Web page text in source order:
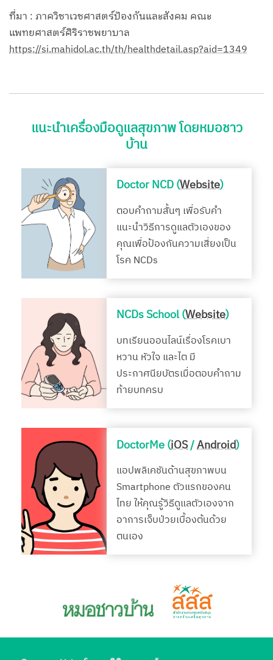
ที่มา : ภาควิชาเวชศาสตร์ป้องกันและสังคม คณะ
แพทยศาสตร์ศิริราชพยาบาล
https://si.mahidol.ac.th/th/healthdetail.asp?aid=1349
แนะนำเครื่องมือดูแลสุขภาพ โดยหมอชาว
บ้าน
Doctor NCD (Website)
ตอบคำถามสั้นๆ เพื่อรับคำ
แนะนำวิธีการดูแลตัวเองของ
คุณเพื่อป้องกันความเสี่ยงเป็น
โรค NCDs
NCDs School (Website)
บทเรียนออนไลน์เรื่องโรคเบา
หวาน หัวใจ และไต มี
ประกาศนียบัตรเมื่อตอบคำถาม
ท้ายบทครบ
DoctorMe (iOS/Android)
แอปพลิเคชันด้านสุขภาพบน
Smartphone ตัวแรกของคน
ไทย ให้คุณรู้วิธีดูแลตัวเองจาก
อาการเจ็บป่วยเบื้องต้นด้วย
ตนเอง